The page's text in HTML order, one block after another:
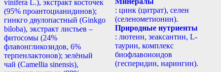
vinifera L.), экстракт косточек
(95% проантоцианидинов);
гинкго двулопастный (Ginkgo
biloba), экстракт листьев –
фитосомы (24%
флавонгликозидов, 6%
терпенлактонов); зелёный
чай (Camellia sinensis),
: цинк (цитрат), селен
(селенометионин).
Природные нутриенты
: лютеин, зеаксантин, L-
таурин, комплекс
биофлавоноидов
(гесперидин, нарингин).